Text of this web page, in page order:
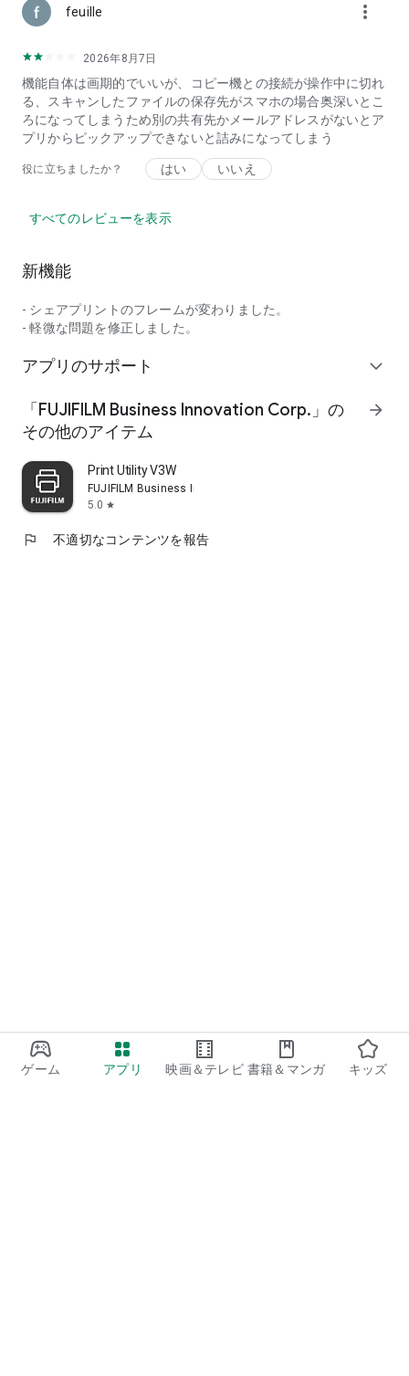
ゲーム アプリ 映画＆テレビ 書籍＆マンガ キッズ
feuille more_vert
2026年8月7日
機能自体は画期的でいいが、コピー機との接続が操作中に切れ
る、スキャンしたファイルの保存先がスマホの場合奥深いとこ
ろになってしまうため別の共有先かメールアドレスがないとア
プリからピックアップできないと詰みになってしまう
役に立ちましたか？ はい いいえ
すべてのレビューを表示
新機能
- シェアプリントのフレームが変わりました。
- 軽微な問題を修正しました。
アプリのサポート expand_more
「FUJIFILM Business Innovation Corp.」の
その他のアイテム
arrow_forward
Print Utility V3W
FUJIFILM Business Innovation Corp.
5.0 star
flag 不適切なコンテンツを報告